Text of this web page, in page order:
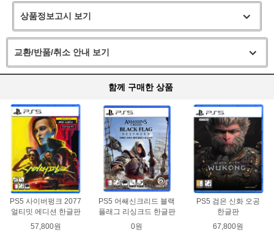
상품정보고시 보기
교환/반품/취소 안내 보기
함께 구매한 상품
PS5 사이버펑크 2077
얼티밋 에디션 한글판
57,800원
PS5 어쌔신크리드 블랙
플래그 리싱크드 한글판
0원
PS5 검은 신화 오공
한글판
67,800원